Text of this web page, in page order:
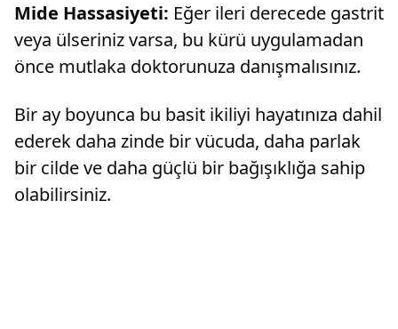
Mide Hassasiyeti: Eğer ileri derecede gastrit
veya ülseriniz varsa, bu kürü uygulamadan
önce mutlaka doktorunuza danışmalısınız.
Bir ay boyunca bu basit ikiliyi hayatınıza dahil
ederek daha zinde bir vücuda, daha parlak
bir cilde ve daha güçlü bir bağışıklığa sahip
olabilirsiniz.